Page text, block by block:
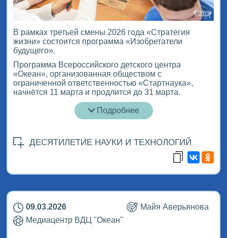
В рамках третьей смены 2026 года «Стратегия
жизни» состоится программа «Изобретатели
будущего».
Программа Всероссийского детского центра
«Океан», организованная обществом с
ограниченной ответственностью «Стартнаука»,
начнётся 11 марта и продлится до 31 марта.
Подробнее
ДЕСЯТИЛЕТИЕ НАУКИ И ТЕХНОЛОГИЙ
09.03.2026
Майя Аверьянова
Медиацентр ВДЦ "Океан"